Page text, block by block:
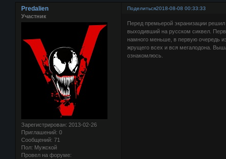
Поделиться2018-08-08 00:33:33
Predalien
Участник
Зарегистрирован: 2013-02-26
Приглашений: 0
Сообщений: 71
Пол: Мужской
Провел на форуме:
Перед премьерой экранизации
выходивший на русском сиквел.
намного меньше, в первую очередь
жрущего всех и вся мегалодона.
ознакомлюсь.